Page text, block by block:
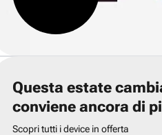
Questa estate
conviene ancora di
Scopri tutti i device in offerta